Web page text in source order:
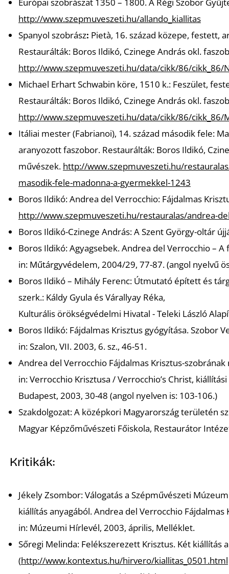
Európai szobrászat 1350 – 1800. A Régi Szobor
http://www.szepmuveszeti.hu/allando_kiallitas
Spanyol szobrász: Pietà, 16. század közepe, festett,
Restaurálták: Boros Ildikó, Czinege András okl.
http://www.szepmuveszeti.hu/data/cikk/86/cikk_86/
Michael Erhart Schwabin köre, 1510 k.: Feszület,
Restaurálták: Boros Ildikó, Czinege András okl.
http://www.szepmuveszeti.hu/data/cikk/86/cikk_86/
Itáliai mester (Fabrianoi), 14. század második fele:
aranyozott faszobor. Restaurálták: Boros Ildikó,
művészek. http://www.szepmuveszeti.hu/
masodik-fele-madonna-a-gyermekkel-1243
Boros Ildikó: Andrea del Verrocchio: Fájdalmas
http://www.szepmuveszeti.hu/restauralas/andrea-
Boros Ildikó-Czinege András: A Szent György-oltár
Boros Ildikó: Agyagsebek. Andrea del Verrocchio – A
in: Műtárgyvédelem, 2004/29, 77-87. (angol nyelvű
Boros Ildikó – Mihály Ferenc: Útmutató épített és
szerk.: Káldy Gyula és Várallyay Réka,
Kulturális örökségvédelmi Hivatal - Teleki László
Boros Ildikó: Fájdalmas Krisztus gyógyítása. Szobor
in:Szalon, VII. 2003, 6. sz., 46-51.
Andrea del Verrocchio Fájdalmas Krisztus-szobrának
in:Verrocchio Krisztusa / Verrocchio’s Christ,
Budapest, 2003, 30-48 (angol nyelven is: 103-106.)
Szakdolgozat:A középkori Magyarország területén
Magyar Képzőművészeti Főiskola, Restaurátor
Kritikák:
Jékely Zsombor: Válogatás a Szépművészeti
kiállítás anyagából. Andrea del Verrocchio Fájdalmas
in: Múzeumi Hírlevél, 2003, április, Melléklet.
Sőregi Melinda: Felékszerezett Krisztus. Két kiállítás
(http://www.kontextus.hu/hirvero/kiallitas_0501.html